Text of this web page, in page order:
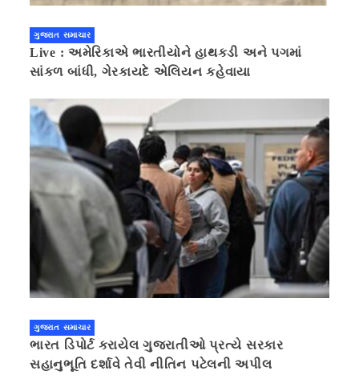
ગુજરાત સમાચાર
Live : અમેરિકાએ ભારતીયોને હાથકડી અને પગમાં
સાંકળ બાંધી, ગેરકાયદે એલિયન કહેવાયા
ગુજરાત સમાચાર
ભારત ડિપોર્ટ કરાયેલ ગુજરાતીઓ પ્રત્યે સરકાર
સહાનુભૂતિ દર્શાવે તેવી નીતિન પટેલની અપીલ